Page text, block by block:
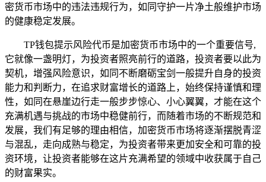
密货币市场中的违法违规行为，如同守护一片净土般维护市场
的健康稳定发展。
TP钱包提示风险代币是加密货币市场中的一个重要信号,
它就像一盏明灯，为投资者照亮前行的道路，投资者要以此为
契机，增强风险意识，如同不断磨砺宝剑一般提升自身的投资
能力和判断力，在追求财富增长的道路上，始终保持谨慎和理
性，如同在悬崖边行走一般步步惊心、小心翼翼，才能在这个
充满机遇与挑战的市场中稳健前行，而随着市场的不断规范和
发展，我们有足够的理由相信，加密货币市场将逐渐摆脱青涩
与混乱，走向成熟与稳定，为投资者带来更加安全和可靠的投
资环境，让投资者能够在这片充满希望的领域中收获属于自己
的财富果实。